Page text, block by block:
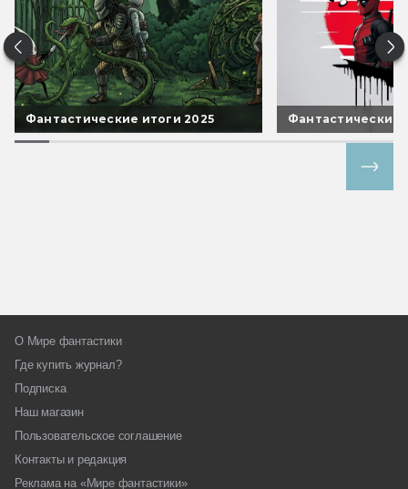
Фантастические итоги 2025 Фантастические
О Мире фантастики
Где купить журнал?
Подписка
Наш магазин
Пользовательское соглашение
Контакты и редакция
Реклама на «Мире фантастики»